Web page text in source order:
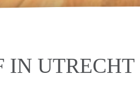
IN UTRECHT